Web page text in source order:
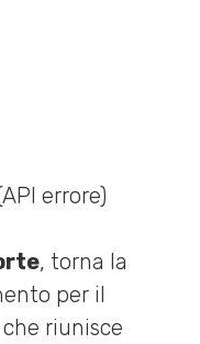
, torna la
per il
riunisce